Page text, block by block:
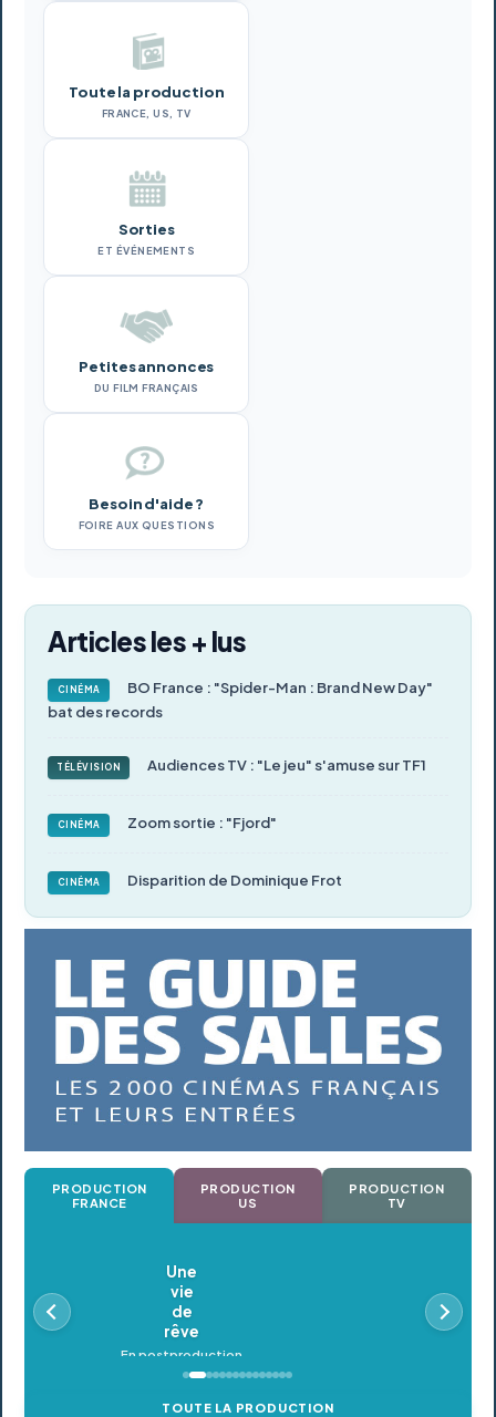
Toute la production
FRANCE, US, TV
Sorties
ET ÉVÉNEMENTS
Petites annonces
DU FILM FRANÇAIS
Besoin d'aide ?
FOIRE AUX QUESTIONS
Articles les + lus
CINÉMA
BO France : "Spider-Man : Brand New Day"
bat des records
TÉLÉVISION Audiences TV : "Le jeu" s'amuse sur TF1
CINÉMA Zoom sortie : "Fjord"
CINÉMA Disparition de Dominique Frot
PRODUCTION
FRANCE
PRODUCTION
US
PRODUCTION
TV
Oldeupe
En postproduction
TOUTE LA PRODUCTION